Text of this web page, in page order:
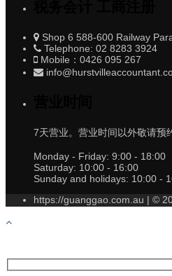
Shop 6 588-600 Railway
Telephone: 02 8283 3924
Mobile：0426 095 267
7天营业。营业时间以外敬请预
Monday - Friday: 9:00 - 18:00
Saturday: 10:00 - 16:00
Sunday and holidays: 10:00 -
https://guanggao.com.au | ©